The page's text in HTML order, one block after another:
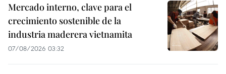
Mercado interno, clave para el
crecimiento sostenible de la
industria maderera vietnamita
07/08/2026 03:32